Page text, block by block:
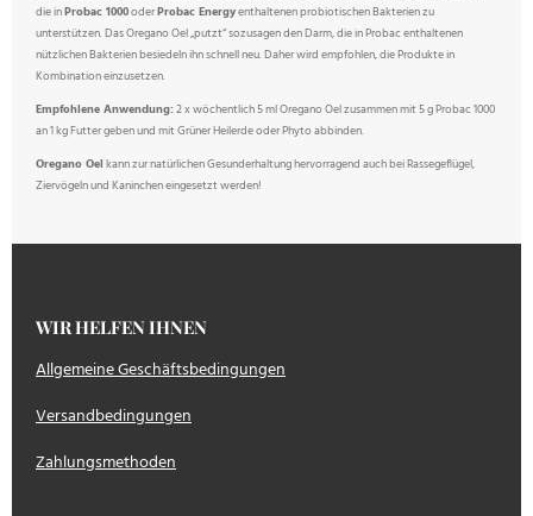
die inProbac 1000oderProbac Energyenthaltenen probiotischen Bakterien zu
unterstützen. Das Oregano Oel „putzt“ sozusagen den Darm, die in Probac enthaltenen
nützlichen Bakterien besiedeln ihn schnell neu. Daher wird empfohlen, die Produkte in
Kombination einzusetzen.
Empfohlene Anwendung:2 x wöchentlich 5 ml Oregano Oel zusammen mit 5 g Probac 1000
an 1 kg Futter geben und mit Grüner Heilerde oder Phyto abbinden.
Oregano Oelkann zur natürlichen Gesunderhaltung hervorragend auch bei Rassegeflügel,
Ziervögeln und Kaninchen eingesetzt werden!
WIR HELFEN IHNEN
Allgemeine Geschäftsbedingungen
Versandbedingungen
Zahlungsmethoden